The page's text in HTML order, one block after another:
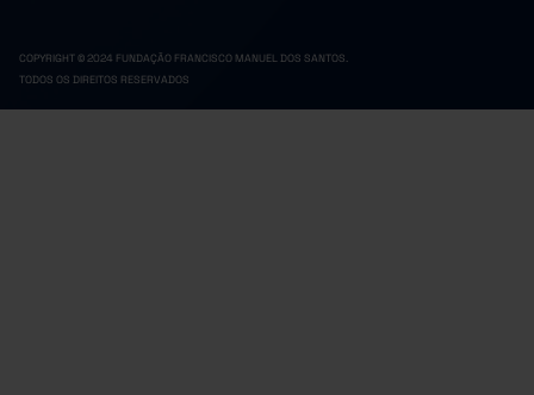
COPYRIGHT © 2024 FUNDAÇÃO FRANCISCO MANUEL DOS SANTOS.
TODOS OS DIREITOS RESERVADOS